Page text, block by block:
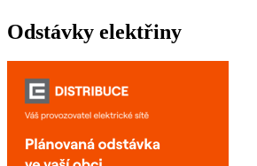
Odstávky elektřiny